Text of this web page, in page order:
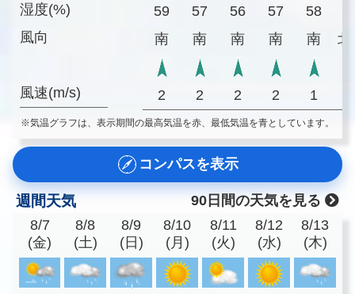
湿度(%)
風向
風速(m/s)
59 57 56 57 58
南
南 南 南 南 北
2 2 2 2 1
※気温グラフは、表示期間の最高気温を赤、最低気温を青としています。
コンパスを表示
週間天気
90日間の天気を見る
8/7
(金)
8/8
(土)
8/9
(日)
8/10
(月)
8/11
(火)
8/12
(水)
8/13
(木)